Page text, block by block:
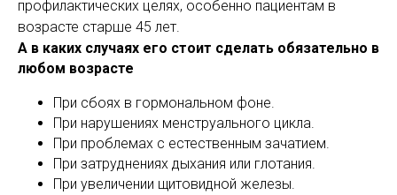
профилактических целях, особенно пациентам в
возрасте старше 45 лет.
А в каких случаях его стоит сделать обязательно в
любом возрасте
При сбоях в гормональном фоне.
При нарушениях менструального цикла.
При проблемах с естественным зачатием.
При затруднениях дыхания или глотания.
При увеличении щитовидной железы.